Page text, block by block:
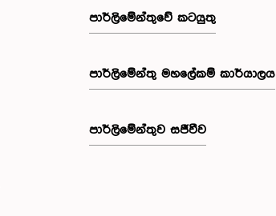
පාර්ලිමේන්තුවේ කටයුතු
පාර්ලිමේන්තු මහලේකම් කාර්යාලය
පාර්ලිමේන්තුව සජීවීව